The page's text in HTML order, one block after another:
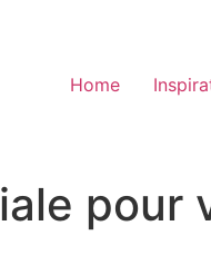
Home
pour